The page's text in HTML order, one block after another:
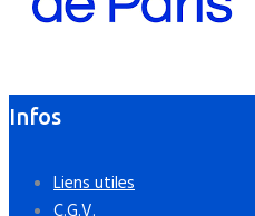
Infos
Liens utiles